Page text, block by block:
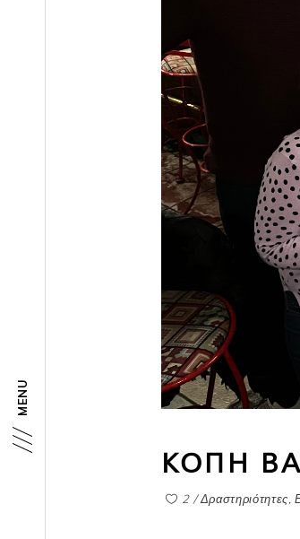
MENU
ΚΟΠΗ
2 Δραστηριότητες ,